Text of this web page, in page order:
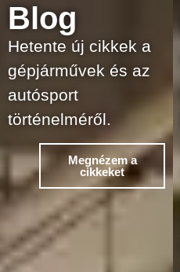
Blog
Hetente új cikkek a
gépjárművek és az
autósport
történelméről.
Megnézem a
cikkeket